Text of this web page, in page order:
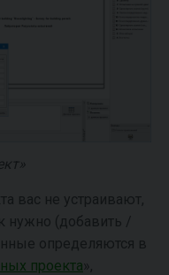
вас не устраивают,
нужно (добавить /
определяются в
проекта »,